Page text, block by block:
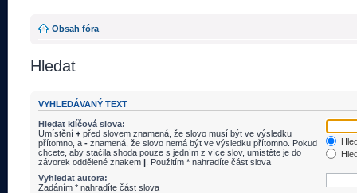
Obsah fóra
Hledat
VYHLEDÁVANÝ TEXT
Hledat klíčová slova:
Umístění + před slovem znamená, že slovo musí být ve výsledku
přítomno, a - znamená, že slovo nemá být ve výsledku přítomno. Pokud
chcete, aby stačila shoda pouze s jedním z více slov, umístěte je do
závorek oddělené znakem | . Použitím * nahradíte část slova
Vyhledat autora:
Zadáním * nahradíte část slova